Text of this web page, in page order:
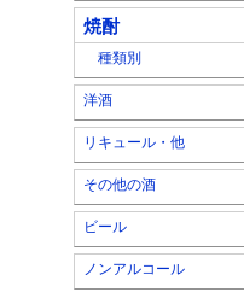
焼酎
種類別
洋酒
リキュール・他
その他の酒
ビール
ノンアルコール